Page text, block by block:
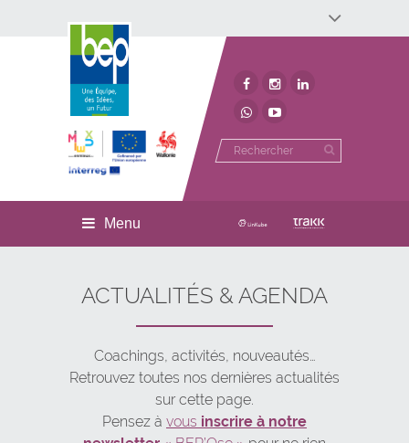
Développement économique
Développement territorial
Menu
ACTUALITÉS & AGENDA
Coachings, activités, nouveautés…
Retrouvez toutes nos dernières actualités
sur cette page.
Pensez à vous inscrire à notre